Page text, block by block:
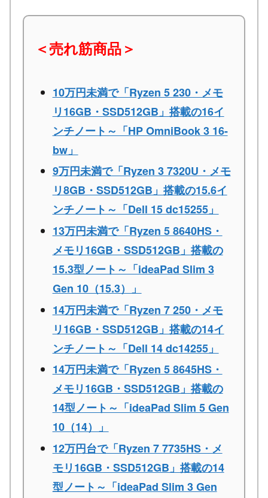
＜売れ筋商品＞
10万円未満で「Ryzen 5 230・メモ
リ16GB・SSD512GB」搭載の16イ
ンチノート～「HP OmniBook 3 16-
bw」
9万円未満で「Ryzen 3 7320U・メモ
リ8GB・SSD512GB」搭載の15.6イ
ンチノート～「Dell 15 dc15255」
13万円未満で「Ryzen 5 8640HS・
メモリ16GB・SSD512GB」搭載の
15.3型ノート～「ideaPad Slim 3
Gen 10（15.3）」
14万円未満で「Ryzen 7 250・メモ
リ16GB・SSD512GB」搭載の14イ
ンチノート～「Dell 14 dc14255」
14万円未満で「Ryzen 5 8645HS・
メモリ16GB・SSD512GB」搭載の
14型ノート～「ideaPad Slim 5 Gen
10（14）」
12万円台で「Ryzen 7 7735HS・メ
モリ16GB・SSD512GB」搭載の14
型ノート～「ideaPad Slim 3 Gen